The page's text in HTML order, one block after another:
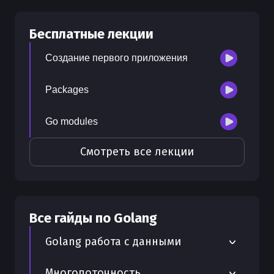
300 бонусных рублей
Бесплатные лекции
Создание первого приложения
Packages
Go modules
Смотреть все лекции
Все гайды по Golang
Golang работа с данными
Работа с YAML в Golang